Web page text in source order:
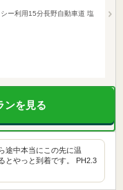
ー利用15分長野自動車道 塩
ンを見る
途中本当にこの先に温
とやっと到着です。 PH2.3